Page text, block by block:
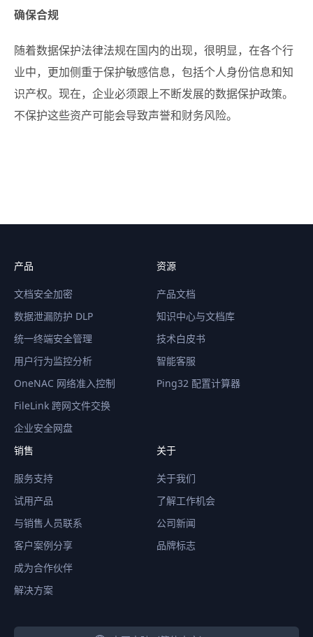
确保合规
随着数据保护法律法规在国内的出现，很明显，在各个行
业中，更加侧重于保护敏感信息，包括个人身份信息和知
识产权。现在，企业必须跟上不断发展的数据保护政策。
不保护这些资产可能会导致声誉和财务风险。
产品
文档安全加密
数据泄漏防护 DLP
统一终端安全管理
用户行为监控分析
OneNAC 网络准入控制
FileLink 跨网文件交换
企业安全网盘
资源
产品文档
知识中心与文档库
技术白皮书
智能客服
Ping32 配置计算器
销售
服务支持
试用产品
与销售人员联系
客户案例分享
成为合作伙伴
解决方案
关于
关于我们
了解工作机会
公司新闻
品牌标志